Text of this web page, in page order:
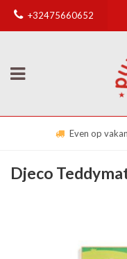
+32475660652
Even op
Djeco